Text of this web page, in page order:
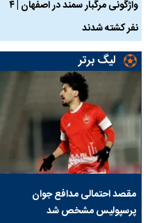
واژگونی مرگبار سمند در اصفهان | ۴
نفر کشته شدند
لیگ برتر
مقصد احتمالی مدافع جوان
پرسپولیس مشخص شد